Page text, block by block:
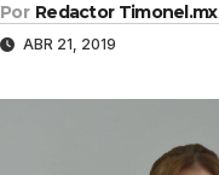
Por Redactor Timonel.mx
ABR 21, 2019